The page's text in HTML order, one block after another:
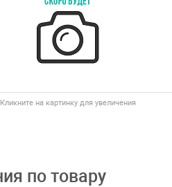
Кликните на картинку для увеличения
по товару